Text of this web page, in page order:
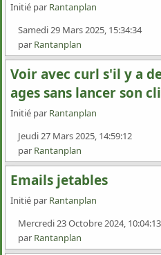
Initié par Rantanplan
Samedi 29 Mars 2025, 15:34:34
par Rantanplan
Voir avec curl s'il y a
ages sans lancer son
Initié par Rantanplan
Jeudi 27 Mars 2025, 14:59:12
par Rantanplan
Emails jetables
Initié par Rantanplan
Mercredi 23 Octobre 2024, 10:04:13
par Rantanplan